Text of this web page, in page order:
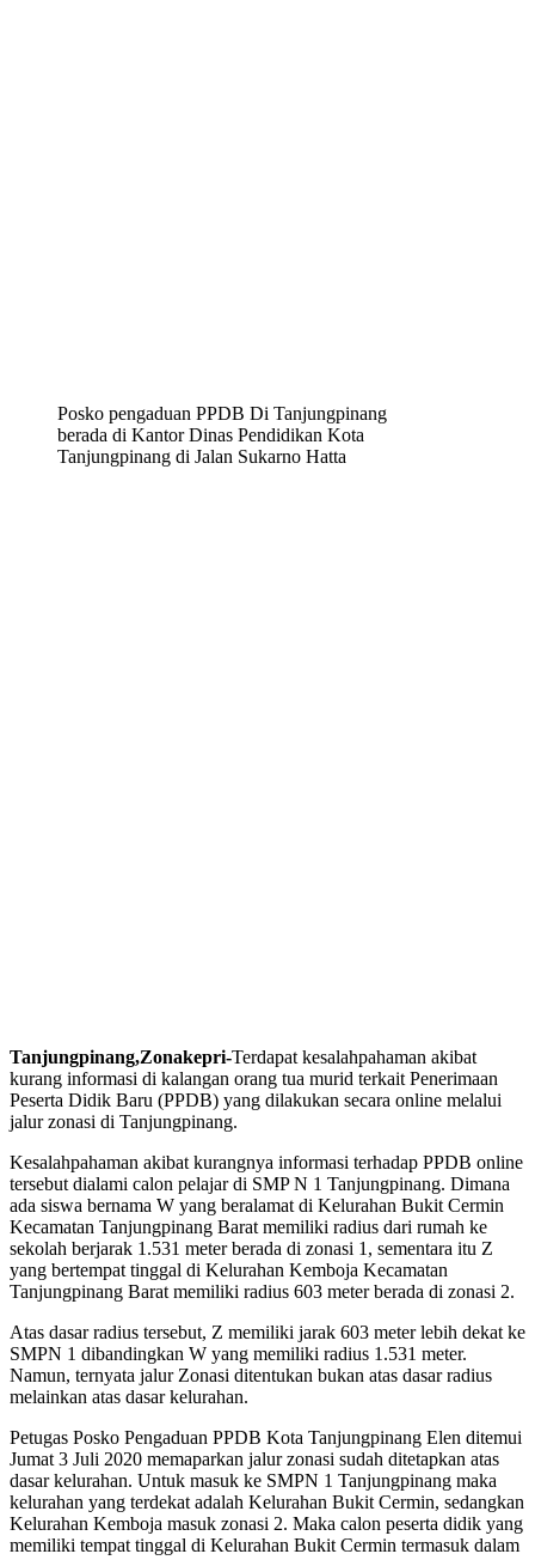
Posko pengaduan PPDB Di Tanjungpinang
berada di Kantor Dinas Pendidikan Kota
Tanjungpinang di Jalan Sukarno Hatta
Tanjungpinang,Zonakepri-Terdapat kesalahpahaman akibat
kurang informasi di kalangan orang tua murid terkait Penerimaan
Peserta Didik Baru (PPDB) yang dilakukan secara online melalui
jalur zonasi di Tanjungpinang.
Kesalahpahaman akibat kurangnya informasi terhadap PPDB online
tersebut dialami calon pelajar di SMP N 1 Tanjungpinang. Dimana
ada siswa bernama W yang beralamat di Kelurahan Bukit Cermin
Kecamatan Tanjungpinang Barat memiliki radius dari rumah ke
sekolah berjarak 1.531 meter berada di zonasi 1, sementara itu Z
yang bertempat tinggal di Kelurahan Kemboja Kecamatan
Tanjungpinang Barat memiliki radius 603 meter berada di zonasi 2.
Atas dasar radius tersebut, Z memiliki jarak 603 meter lebih dekat ke
SMPN 1 dibandingkan W yang memiliki radius 1.531 meter.
Namun, ternyata jalur Zonasi ditentukan bukan atas dasar radius
melainkan atas dasar kelurahan.
Petugas Posko Pengaduan PPDB Kota Tanjungpinang Elen ditemui
Jumat 3 Juli 2020 memaparkan jalur zonasi sudah ditetapkan atas
dasar kelurahan. Untuk masuk ke SMPN 1 Tanjungpinang maka
kelurahan yang terdekat adalah Kelurahan Bukit Cermin, sedangkan
Kelurahan Kemboja masuk zonasi 2. Maka calon peserta didik yang
memiliki tempat tinggal di Kelurahan Bukit Cermin termasuk dalam